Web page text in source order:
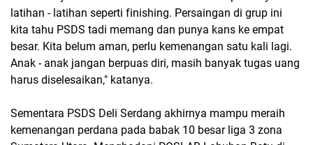
latihan - latihan seperti finishing. Persaingan di grup ini
kita tahu PSDS tadi memang dan punya kans ke empat
besar. Kita belum aman, perlu kemenangan satu kali lagi.
Anak - anak jangan berpuas diri, masih banyak tugas uang
harus diselesaikan," katanya.
Sementara PSDS Deli Serdang akhirnya mampu meraih
kemenangan perdana pada babak 10 besar liga 3 zona